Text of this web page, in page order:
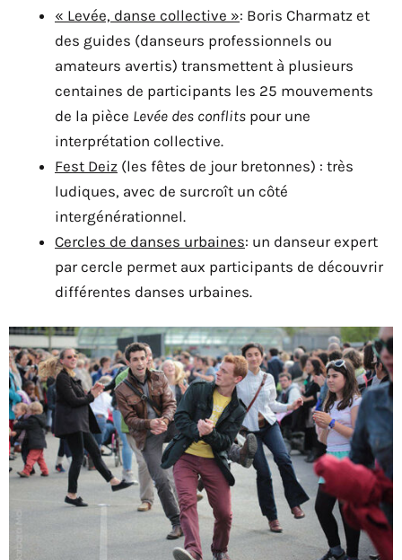
« Levée, danse collective »: Boris Charmatz et
des guides (danseurs professionnels ou
amateurs avertis) transmettent à plusieurs
centaines de participants les 25 mouvements
de la pièce Levée des conflits pour une
interprétation collective.
Fest Deiz (les fêtes de jour bretonnes) : très
ludiques, avec de surcroît un côté
intergénérationnel.
Cercles de danses urbaines: un danseur expert
par cercle permet aux participants de découvrir
différentes danses urbaines.